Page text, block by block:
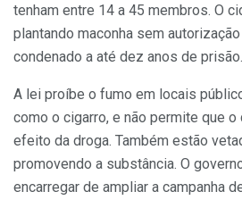
tenham entre 14 a 45 membros. O
plantando maconha sem
condenado a até dez anos de prisão.
A lei proíbe o fumo em locais
como o cigarro, e não permite que
efeito da droga. Também estão
promovendo a substância. O
encarregar de ampliar a campanha